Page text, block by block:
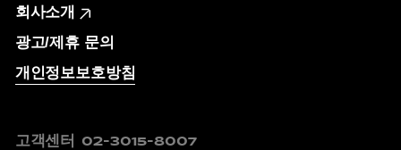
회사소개
광고/제휴 문의
개인정보보호방침
고객센터 02-3015-8007